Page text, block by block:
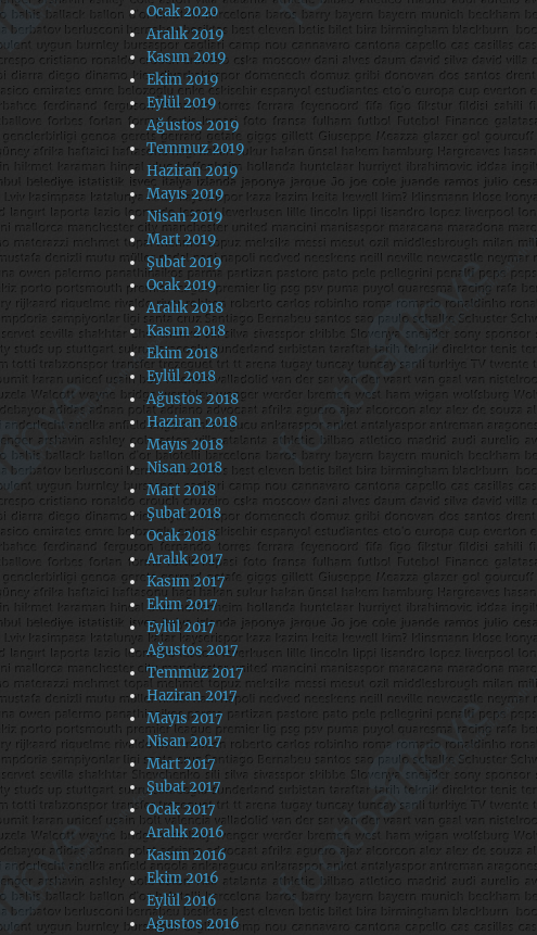
Ocak 2020
Aralık 2019
Kasım 2019
Ekim 2019
Eylül 2019
Ağustos 2019
Temmuz 2019
Haziran 2019
Mayıs 2019
Nisan 2019
Mart 2019
Şubat 2019
Ocak 2019
Aralık 2018
Kasım 2018
Ekim 2018
Eylül 2018
Ağustos 2018
Haziran 2018
Mayıs 2018
Nisan 2018
Mart 2018
Şubat 2018
Ocak 2018
Aralık 2017
Kasım 2017
Ekim 2017
Eylül 2017
Ağustos 2017
Temmuz 2017
Haziran 2017
Mayıs 2017
Nisan 2017
Mart 2017
Şubat 2017
Ocak 2017
Aralık 2016
Kasım 2016
Ekim 2016
Eylül 2016
Ağustos 2016